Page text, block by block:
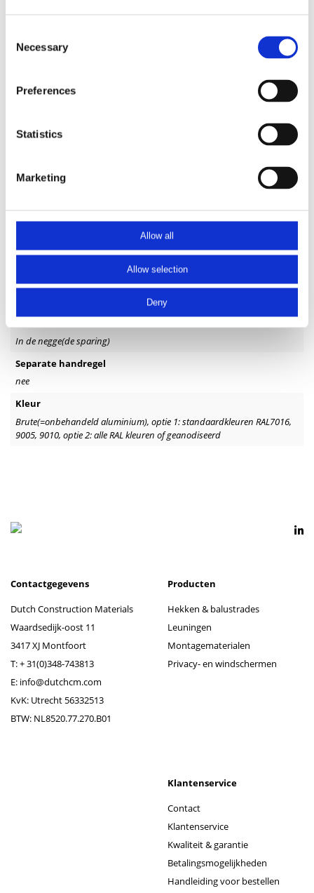
Selection
Necessary
Preferences
Statistics
Marketing
Allow all
Allow selection
Deny
HW2000PL-FR1
aluminium plankhekwerk als “frans” balkonhek OP
In de negge(de sparing)
Separate handregel
nee
Kleur
Brute(=onbehandeld aluminium), optie 1: standaardkleuren RAL7016,
9005, 9010, optie 2: alle RAL kleuren of geanodiseerd
Contactgegevens
Dutch Construction Materials
Waardsedijk-oost 11
3417 XJ Montfoort
T:+ 31(0)348-743813
E: info@dutchcm.com
KvK: Utrecht 56332513
BTW: NL8520.77.270.B01
Producten
Hekken & balustrades
Leuningen
Montagematerialen
Privacy- en windschermen
Klantenservice
Contact
Klantenservice
Kwaliteit & garantie
Betalingsmogelijkheden
Handleiding voor bestellen